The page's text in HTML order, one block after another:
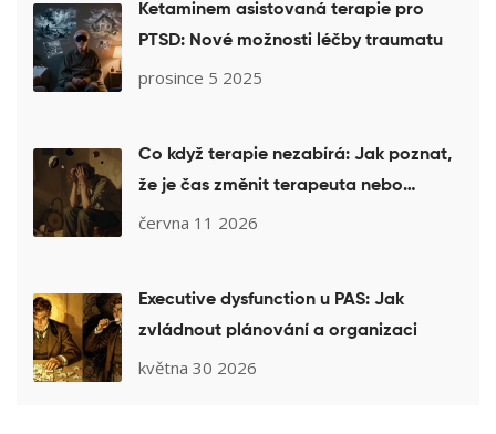
Ketaminem asistovaná terapie pro
PTSD: Nové možnosti léčby traumatu
prosince 5 2025
Co když terapie nezabírá: Jak poznat,
že je čas změnit terapeuta nebo
přístup
června 11 2026
Executive dysfunction u PAS: Jak
zvládnout plánování a organizaci
května 30 2026